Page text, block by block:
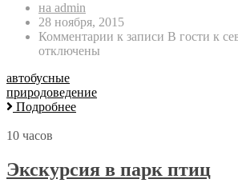
на admin
28 ноября, 2015
Комментарии к записи В гости к
отключены
автобусные
природоведение
Подробнее
10 часов
Экскурсия в парк птиц